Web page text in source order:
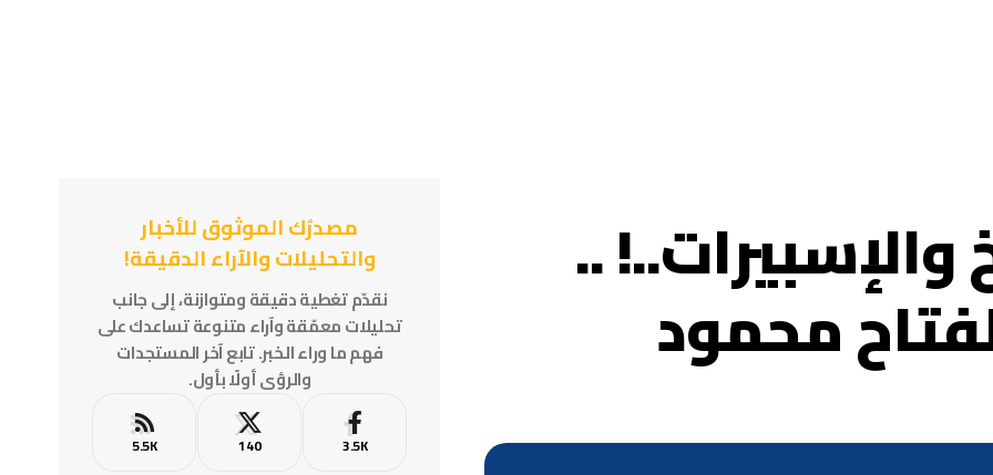
والإسبيرات..! ..
محمود
مصدرُك الموثوق للأخبار
والتحليلات والآراء الدقيقة!
نقدّم تغطية دقيقة ومتوازنة، إلى جانب
تحليلات معمّقة وآراء متنوعة تساعدك على
فهم ما وراء الخبر. تابع آخر المستجدات
والرؤى أولًا بأول.
3.5K
140
5.5K